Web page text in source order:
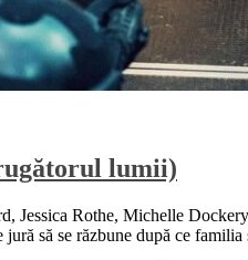
lumii)
Jessica Rothe, Michelle
să se răzbune după ce